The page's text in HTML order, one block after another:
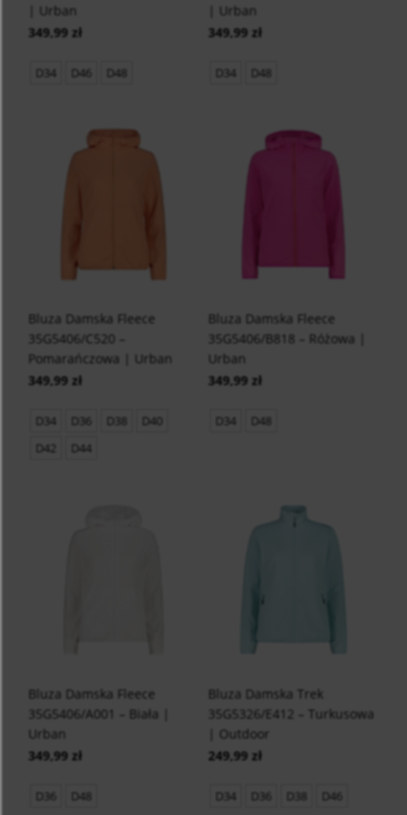
| Urban
349,99 zł
D34 D46 D48
| Urban
349,99 zł
D34 D48
Bluza Damska Fleece
35G5406/C520 –
Pomarańczowa | Urban
349,99 zł
D34 D36 D38
D40
D42
D44
Bluza Damska Fleece
35G5406/B818 – Różowa |
Urban
349,99 zł
D34 D48
Bluza Damska Fleece
35G5406/A001 – Biała |
Urban
349,99 zł
D36 D48
Bluza Damska Trek
35G5326/E412 – Turkusowa
| Outdoor
249,99 zł
D34 D36 D38 D46